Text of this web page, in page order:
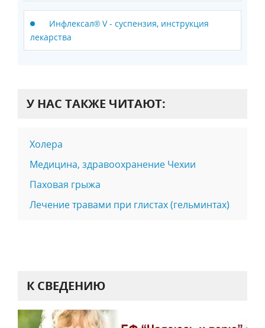
Инфлексал® V - суспензия, инструкция
лекарства
У НАС ТАКЖЕ ЧИТАЮТ:
Холера
Медицина, здравоохранение Чехии
Паховая грыжа
Лечение травами при глистах (гельминтах)
К СВЕДЕНИЮ